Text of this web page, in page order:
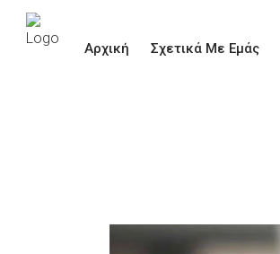
Aρχική Σχετικά Με Εμάς